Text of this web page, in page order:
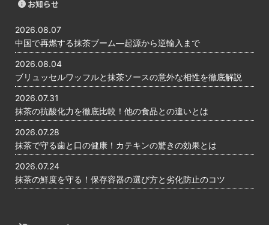
お知らせ
2026.08.07
中国で再燃する抹茶ブーム―起源から逆輸入まで
2026.08.04
ブリュッセルワッフルと抹茶ソースの意外な相性を徹底解説
2026.07.31
抹茶の抗酸化力を徹底比較！他の食品との違いとは
2026.07.28
抹茶で守る歯と口の健康！カテキンの驚きの効果とは
2026.07.24
抹茶の鮮度を守る！保存容器の選び方と劣化防止のコツ